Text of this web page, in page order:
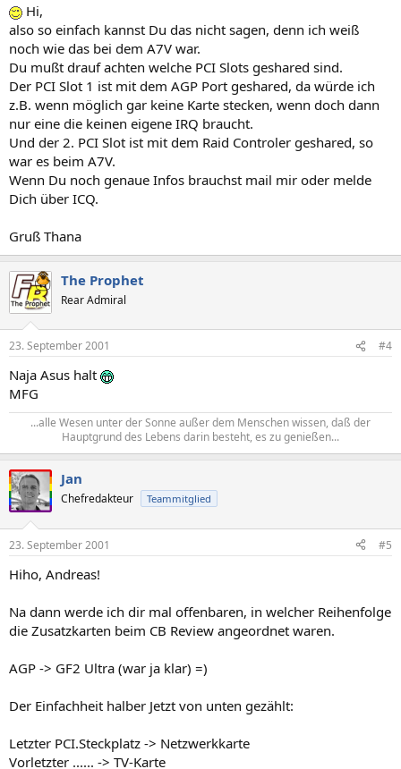
Hi,
also so einfach kannst Du das nicht sagen, denn ich weiß
noch wie das bei dem A7V war.
Du mußt drauf achten welche PCI Slots geshared sind.
Der PCI Slot 1 ist mit dem AGP Port geshared, da würde ich
z.B. wenn möglich gar keine Karte stecken, wenn doch dann
nur eine die keinen eigene IRQ braucht.
Und der 2. PCI Slot ist mit dem Raid Controler geshared, so
war es beim A7V.
Wenn Du noch genaue Infos brauchst mail mir oder melde
Dich über ICQ.
Gruß Thana
The Prophet
Rear Admiral
23. September 2001 #4
Naja Asus halt
MFG
...alle Wesen unter der Sonne außer dem Menschen wissen, daß der
Hauptgrund des Lebens darin besteht, es zu genießen...​
Jan
Chefredakteur Teammitglied
23. September 2001 #5
Hiho, Andreas!
Na dann werde ich dir mal offenbaren, in welcher Reihenfolge
die Zusatzkarten beim CB Review angeordnet waren.
AGP -> GF2 Ultra (war ja klar) =)
Der Einfachheit halber Jetzt von unten gezählt:
Letzter PCI.Steckplatz -> Netzwerkkarte
Vorletzter ...... -> TV-Karte